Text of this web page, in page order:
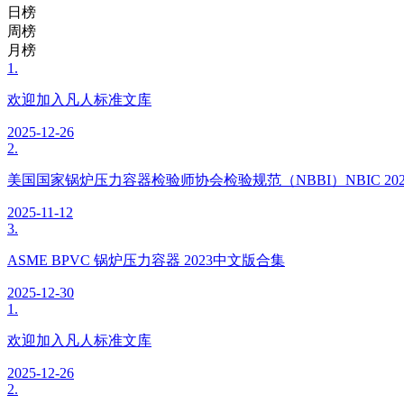
日榜
周榜
月榜
1.
欢迎加入凡人标准文库
2025-12-26
2.
美国国家锅炉压力容器检验师协会检验规范（NBBI）NBIC
2025-11-12
3.
ASME BPVC 锅炉压力容器 2023中文版合集
2025-12-30
1.
欢迎加入凡人标准文库
2025-12-26
2.